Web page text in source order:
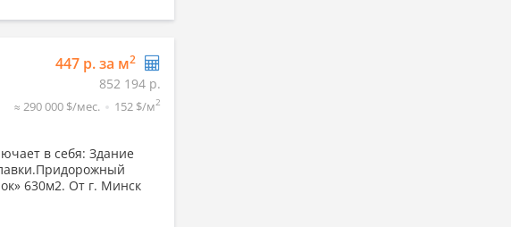
447 р. за м2
852 194 р.
≈ 290 000 $/мес. 152 $/м2
в себя: Здание
630м2. От г. Mинcк